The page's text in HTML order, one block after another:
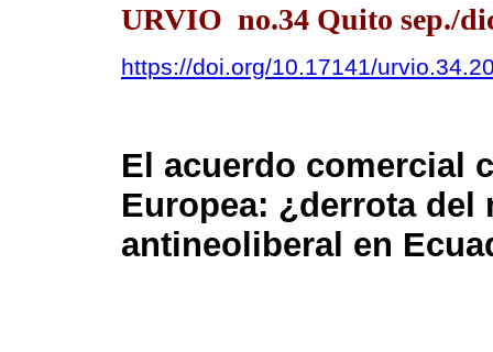
URVIO no.34 Quito sep./
https://doi.org/10.17141/
El acuerdo comercial
Europea: ¿derrota del
antineoliberal en